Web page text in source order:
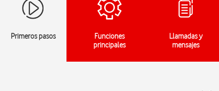
Primeros pasos
Funciones
principales
Llamadas y
mensajes